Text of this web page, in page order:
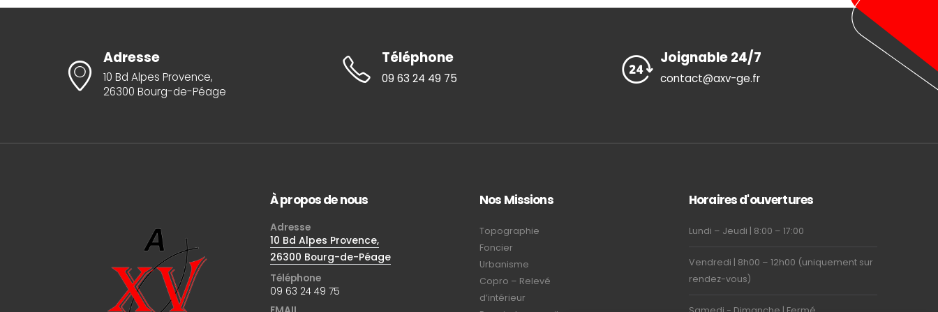
Adresse
10 Bd Alpes Provence,
26300 Bourg-de-Péage
Téléphone
09 63 24 49 75
Joignable 24/7
contact@axv-ge.fr
À propos de nous
Adresse
10 Bd Alpes Provence,
26300 Bourg-de-Péage
Téléphone
09 63 24 49 75
Nos Missions
Topographie
Foncier
Urbanisme
Copro – Relevé
d’intérieur
Horaires d'ouvertures
Lundi – Jeudi | 8:00 – 17:00
Vendredi | 8h00 – 12h00 (uniquement sur
rendez-vous)